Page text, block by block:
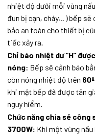
nhiệt độ dưới mỗi vùng
đun bị cạn, cháy,.. ) bếp
bảo an toàn cho thiết bị
tiếc xảy ra.
Chỉ báo nhiệt dư “H”
nóng: Bếp sẽ cảnh báo
còn nóng nhiệt độ trên
khi mặt bếp đã được tản
nguy hiểm.
Chức năng chia sẻ công
3700W: Khi một vùng